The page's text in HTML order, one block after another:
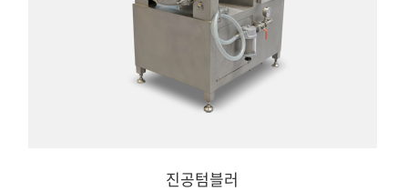
진공텀블러